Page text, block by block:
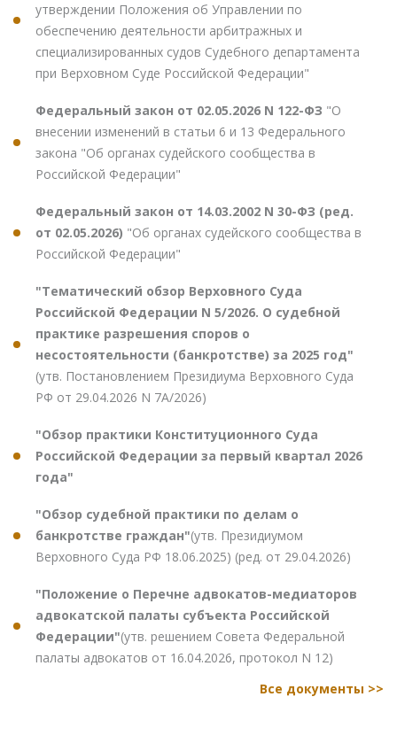
утверждении Положения об Управлении по
обеспечению деятельности арбитражных и
специализированных судов Судебного департамента
при Верховном Суде Российской Федерации"
Федеральный закон от 02.05.2026 N 122-ФЗ "О
внесении изменений в статьи 6 и 13 Федерального
закона "Об органах судейского сообщества в
Российской Федерации"
Федеральный закон от 14.03.2002 N 30-ФЗ (ред.
от 02.05.2026) "Об органах судейского сообщества в
Российской Федерации"
"Тематический обзор Верховного Суда
Российской Федерации N 5/2026. О судебной
практике разрешения споров о
несостоятельности (банкротстве) за 2025 год"
(утв. Постановлением Президиума Верховного Суда
РФ от 29.04.2026 N 7А/2026)
"Обзор практики Конституционного Суда
Российской Федерации за первый квартал 2026
года"
"Обзор судебной практики по делам о
банкротстве граждан"(утв. Президиумом
Верховного Суда РФ 18.06.2025) (ред. от 29.04.2026)
"Положение о Перечне адвокатов-медиаторов
адвокатской палаты субъекта Российской
Федерации"(утв. решением Совета Федеральной
палаты адвокатов от 16.04.2026, протокол N 12)
Все документы >>